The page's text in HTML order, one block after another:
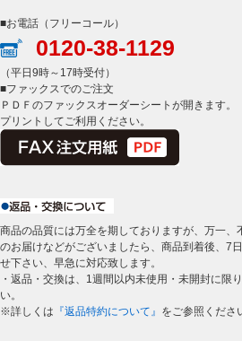
■お電話（フリーコール）
0120-38-1129
（平日9時～17時受付）
■ファックスでのご注文
ＰＤＦのファックスオーダーシートが開きます。
プリントしてご利用ください。
商品の品質には万全を期しておりますが、万一、
のお届けなどがございましたら、商品到着後、7
せ下さい、早急に対応致します。
・返品・交換は、1週間以内未使用・未開封に限
い。
※詳しくは 『返品特約について』 をご参照くださ